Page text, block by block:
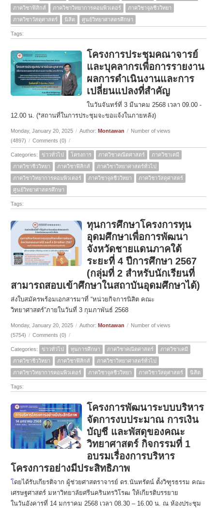
ภาควิชาฟิสิกส์
ภาควิชาวิทยาการคอมพิวเตอร์
ภาควิชาจุลชีววิทยา
ภาควิชาวัสดุศาสตร์
นิสิต ศูนย์วิทยาศาสตรศึกษา
Tags:
โครงการประชุมคณาจารย์
และบุคลากรเพื่อการรายงาน
ผลการดำเนินงานและการ
เปลี่ยนแปลงที่สำคัญ
ในวันจันทร์ที่ 3 มีนาคม 2568 เวลา 09.00 -
12.00 น. (*สถานที่ในการประชุมจะขอแจ้งในภายหลัง)
Monday, January 20, 2025 / Author: Montawan / Number of views
(4897) / Comments (0) /
Categories: ข่าวทั่วไป โครงการ ภาควิชาคณิตศาสตร์
ภาควิชาเคมี
ภาควิชาชีววิทยา
ภาควิชาฟิสิกส์
ภาควิชาวิทยาศาสตร์ทั่วไป
ภาควิชาวิทยาการคอมพิวเตอร์
ภาควิชาจุลชีววิทยา
ภาควิชาวัสดุศาสตร์
ศูนย์วิทยาศาสตรศึกษา
Tags:
ทุนการศึกษาโครงการทุน
อุดมศึกษาเพื่อการพัฒนา
จังหวัดชายแดนภาคใต้
ระยะที่ 4 ปีการศึกษา 2567
(กลุ่มที่ 2 สำหรับนักเรียนที่
สามารถสอบเข้าศึกษาในสถาบันอุดมศึกษาได้)
ส่งใบสมัครพร้อมเอกสารมาที่ “หน่วยกิจการนิสิต คณะ
วิทยาศาสตร์”ภายในวันที่ 3 กุมภาพันธ์ 2568
Monday, January 20, 2025 / Author: Montawan / Number of views
(5754) / Comments (0) /
Categories: ข่าวทั่วไป ทุนการศึกษา ภาควิชาคณิตศาสตร์
ภาควิชาเคมี
ภาควิชาชีววิทยา
ภาควิชาฟิสิกส์
ภาควิชาวิทยาศาสตร์ทั่วไป
ภาควิชาวิทยาการคอมพิวเตอร์
ภาควิชาจุลชีววิทยา ภาควิชาวัสดุศาสตร์ นิสิต
Tags:
โครงการพัฒนาระบบบริหาร
จัดการงบประมาณ การเงิน
บัญชี และพัสดุของคณะ
วิทยาศาสตร์ กิจกรรมที่ 1
อบรมเรื่องการบริหาร
โครงการอย่างมีประสิทธิภาพ
โดยได้รับเกียรติจาก ผู้ช่วยศาสตราจารย์ ดร.นันทรัตน์ ตั้งวิฑูรธรรม คณะ
เศรษฐศาสตร์ มหาวิทยาลัยศรีนครินทรวิโรฒ ให้เกียรติบรรยาย
ในวันอังคารที่ 14 มกราคม 2568 เวลา 08.30 – 16.00 น. ณ ห้องประชุม